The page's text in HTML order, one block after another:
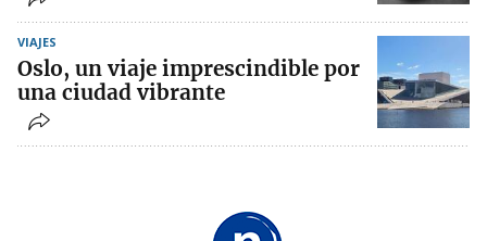
VIAJES
Oslo, un viaje imprescindible por
una ciudad vibrante